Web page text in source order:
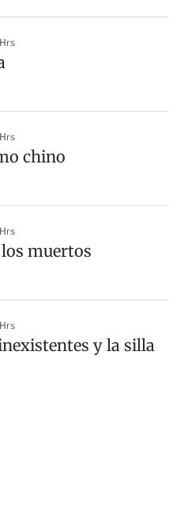
chino
muertos
y la silla